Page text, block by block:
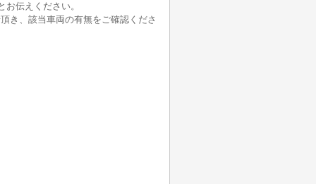
伝えください。
き、該当車両の有無をご確認くださ